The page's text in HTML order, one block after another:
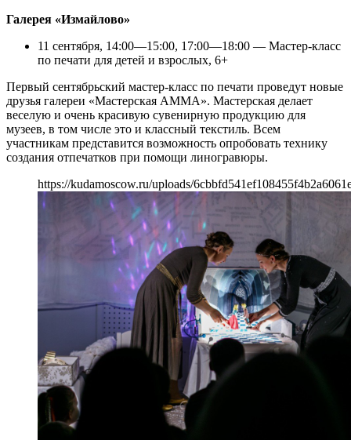
Галерея «Измайлово»
11 сентября, 14:00—15:00, 17:00—18:00 — Мастер-класс
по печати для детей и взрослых, 6+
Первый сентябрьский мастер-класс по печати проведут новые
друзья галереи «Мастерская АММА». Мастерская делает
веселую и очень красивую сувенирную продукцию для
музеев, в том числе это и классный текстиль. Всем
участникам представится возможность опробовать технику
создания отпечатков при помощи линогравюры.
https://kudamoscow.ru/uploads/